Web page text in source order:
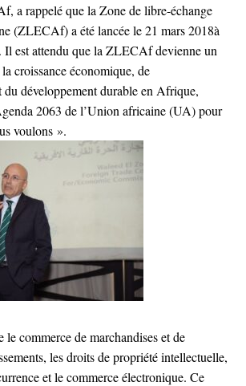
a rappelé que la Zone de libre-échange
(ZLECAf) a été lancée le 21 mars 2018à
est attendu que la ZLECAf devienne un
croissance économique, de
du développement durable en Afrique,
2063 de l’Union africaine (UA) pour
voulons ».
commerce de marchandises et de
les droits de propriété intellectuelle,
et le commerce électronique. Ce